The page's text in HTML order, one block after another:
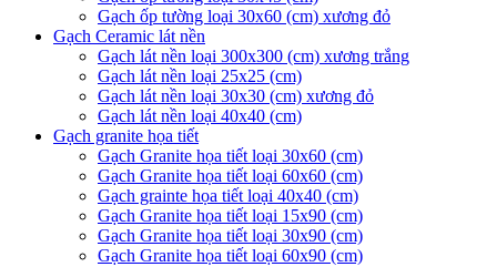
Gạch ốp tường loại 30x60 (cm) xương đỏ
Gạch Ceramic lát nền
Gạch lát nền loại 300x300 (cm) xương trắng
Gạch lát nền loại 25x25 (cm)
Gạch lát nền loại 30x30 (cm) xương đỏ
Gạch lát nền loại 40x40 (cm)
Gạch granite họa tiết
Gạch Granite họa tiết loại 30x60 (cm)
Gạch Granite họa tiết loại 60x60 (cm)
Gạch grainte họa tiết loại 40x40 (cm)
Gạch Granite họa tiết loại 15x90 (cm)
Gạch Granite họa tiết loại 30x90 (cm)
Gạch Granite họa tiết loại 60x90 (cm)